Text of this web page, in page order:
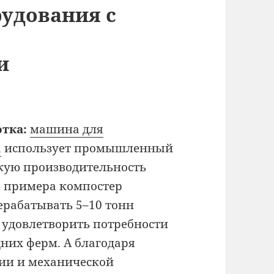
с
машина для
использует промышленный
производительность
примера компостер
5–10 тонн
потребности
ферм. А благодаря
и механической